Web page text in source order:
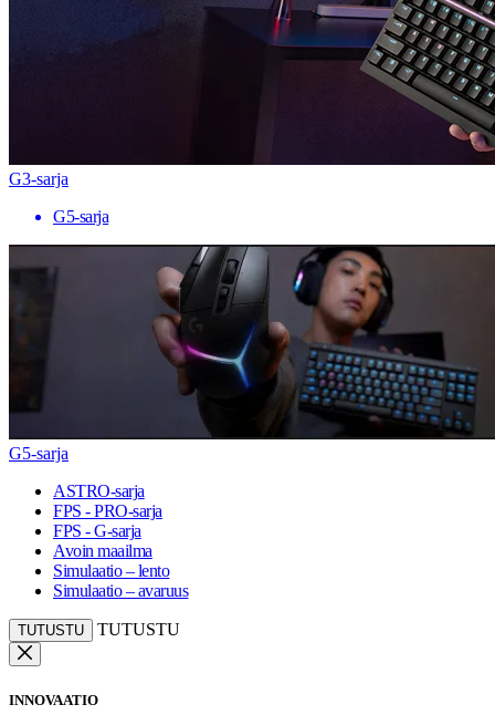
G3-sarja
G5-sarja
G5-sarja
ASTRO-sarja
FPS - PRO-sarja
FPS - G-sarja
Avoin maailma
Simulaatio – lento
Simulaatio – avaruus
TUTUSTU TUTUSTU
INNOVAATIO